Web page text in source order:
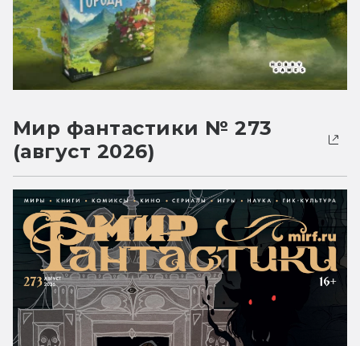
Мир фантастики № 273
(август 2026)